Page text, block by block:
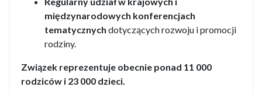
międzynarodowych konferencjach
tematycznych dotyczących rozwoju i promocji
rodziny.
Związek reprezentuje obecnie ponad 11 000
rodziców i 23 000 dzieci.